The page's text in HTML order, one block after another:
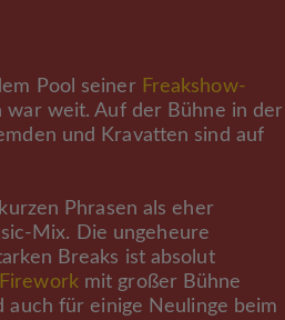
Pool seiner Freakshow-
war weit. Auf der Bühne in der
und Kravatten sind auf
Phrasen als eher
Mix. Die ungeheure
Breaks ist absolut
mit großer Bühne
auch für einige Neulinge beim